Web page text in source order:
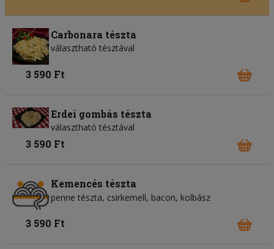
Carbonara tészta
választható tésztával
3 590 Ft
Erdei gombás tészta
választható tésztával
3 590 Ft
Kemencés tészta
penne tészta csirkemell bacon kolbász
3 590 Ft